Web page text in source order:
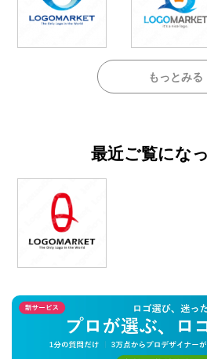
もっとみる
最近ご覧にな